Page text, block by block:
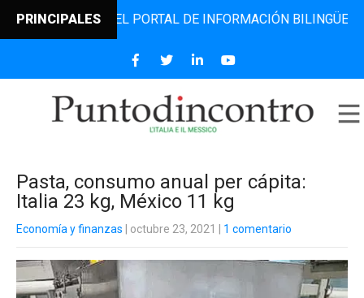
PRINCIPALESEL PORTAL DE INFORMACIÓN BILINGÜE QUE
Pasta, consumo anual per cápita:
Italia 23 kg, México 11 kg
Economía y finanzas | octubre 23, 2021 1 comentario